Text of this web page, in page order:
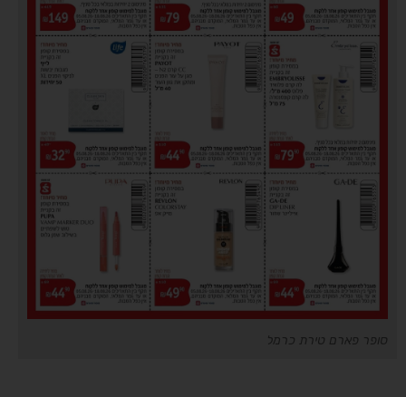
סופר פארם טירת כרמל